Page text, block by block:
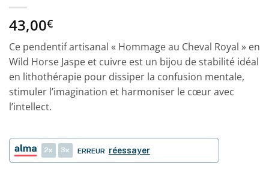
43,00€
Ce pendentif artisanal « Hommage au Cheval Royal » en
Wild Horse Jaspe et cuivre est un bijou de stabilité idéal
en lithothérapie pour dissiper la confusion mentale,
stimuler l’imagination et harmoniser le cœur avec
l’intellect.
2 3 ERREUR réessayer